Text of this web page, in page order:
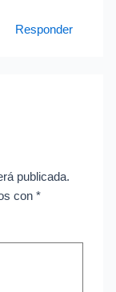
Responder
publicada.
con*